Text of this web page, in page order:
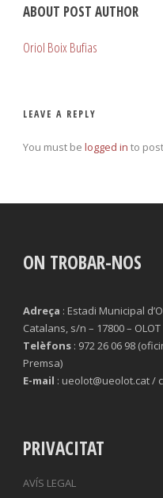
ABOUT POST AUTHOR
Oriol Boix Bufias
LEAVE A REPLY
You must be logged in to
ON TROBAR-NOS
Adreça : Estadi Municipal
Catalans, s/n – 17800 – OLOT
Telèfons : 972 26 06 98
Premsa)
E-mail : ueolot@ueolot.cat /
PRIVACITAT
AVÍS LEGAL